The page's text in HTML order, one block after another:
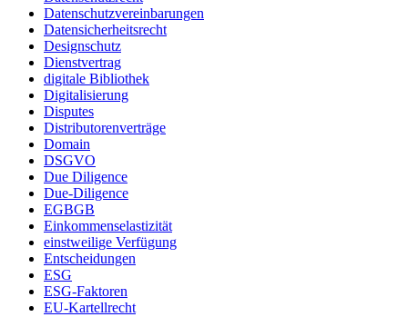
Datenschutzvereinbarungen
Datensicherheitsrecht
Designschutz
Dienstvertrag
digitale Bibliothek
Digitalisierung
Disputes
Distributorenverträge
Domain
DSGVO
Due Diligence
Due-Diligence
EGBGB
Einkommenselastizität
einstweilige Verfügung
Entscheidungen
ESG
ESG-Faktoren
EU-Kartellrecht